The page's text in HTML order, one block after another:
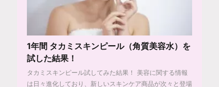
1年間 タカミスキンピール（角質美容水）を
試した結果！
タカミスキンピール試してみた結果！ 美容に関する情報
は日々進化しており、新しいスキンケア商品が次々と登場